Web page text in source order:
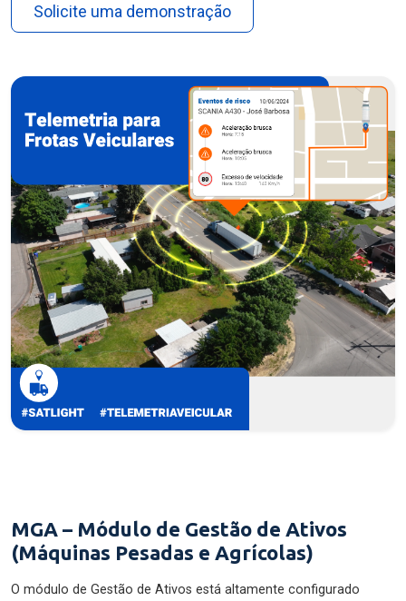
Solicite uma demonstração
MGA – Módulo de Gestão de Ativos
(Máquinas Pesadas e Agrícolas)
O módulo de Gestão de Ativos está altamente configurado